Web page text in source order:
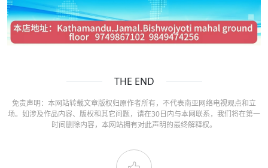
THE END
免责声明：本网站转载文章版权归原作者所有，不代表南亚网络电视观点和立
场。如涉及作品内容、版权和其它问题，请在30日内与本网联系，我们将在第一
时间删除内容，本网站拥有对此声明的最终解释权。